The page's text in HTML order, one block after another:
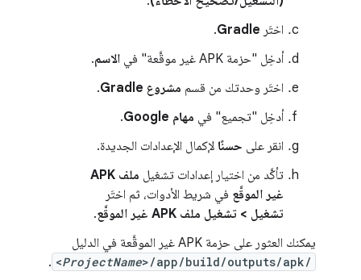
اختَر Gradle
.
أدخِل "حزمة APK غير موقَّعة" في
الاسم.
اختَر وحدتك من قسم مشروع Gradle
.
أدخِل "تجميع" في مهام Google
.
انقر على حسنًا لإكمال الإعدادات الجديدة.
تأكَّد من اختيار إعدادات تشغيل
ملف APK
غير الموقَّع في شريط الأدوات، ثم اختَر
تشغيل > تشغيل ملف APK غير الموقَّع
.
يمكنك العثور على حزمة APK غير الموقَّعة في الدليل
<ProjectName>/app/build/outputs/apk/
.